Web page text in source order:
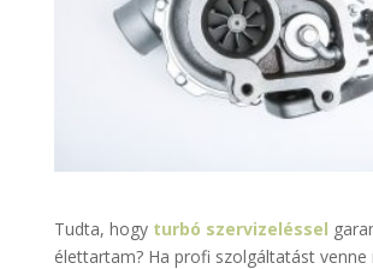
Tudta, hogy turbó szervizeléssel
élettartam? Ha profi szolgáltatást venne